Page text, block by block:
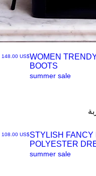
سعر البيع‏148.00 US$
العرض
WOMEN
BOOTS
summer sale
السعر ‏108.00 US$
العرض
STYLISH FANCY
POLYESTER
summer sale